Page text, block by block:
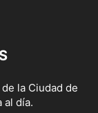
la Ciudad de
al día.